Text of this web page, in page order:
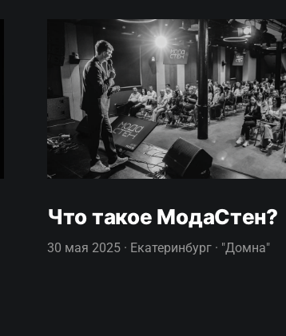
Что такое МодаСтен?
30 мая 2025 · Екатеринбург · "Домна"